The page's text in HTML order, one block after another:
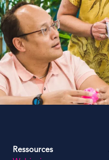
Ressources